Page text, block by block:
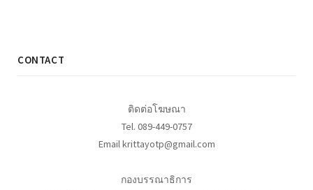
CONTACT
ติดต่อโฆษณา
Tel. 089-449-0757
Email krittayotp@gmail.com
กองบรรณาธิการ